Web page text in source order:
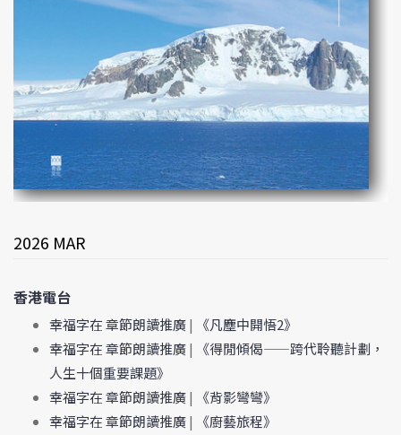
2026 MAR
香港電台
幸福字在 章節朗讀推廣|
《凡塵中開悟2》
幸福字在 章節朗讀推廣|
《得閒傾偈——跨代聆聽計劃，
人生十個重要課題》
幸福字在 章節朗讀推廣|
《背影彎彎》
幸福字在 章節朗讀推廣|
《廚藝旅程》